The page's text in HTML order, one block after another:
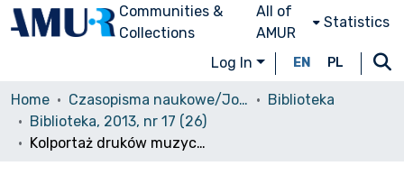
Communities &
Collections
All of
AMUR
Statistics
Log In EN PL
Home Czasopisma naukowe/Journals
Biblioteka
Biblioteka, 2013, nr 17 (26)
Kolportaż druków muzycznych przez Drukarnię W. Deckera w świetle anonsów prasowych i jego wpływ na kształtowanie kultury muzycznej Wielkopolan